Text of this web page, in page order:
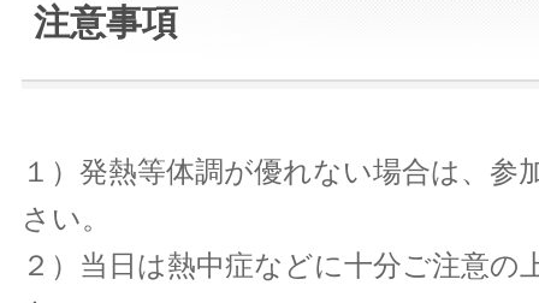
注意事項
１）発熱等体調が優れない場合は、参
さい。
２）当日は熱中症などに十分ご注意の